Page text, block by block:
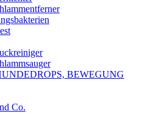
BEWEGUNG
Co.